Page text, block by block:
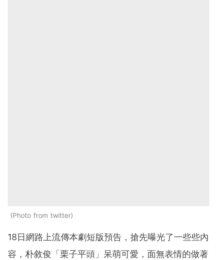
Photo from twitter
18日網路上流傳本劇短版預告，搶先曝光了一些些內
容，朴敘俊「栗子平頭」呆萌可愛，面無表情的做著